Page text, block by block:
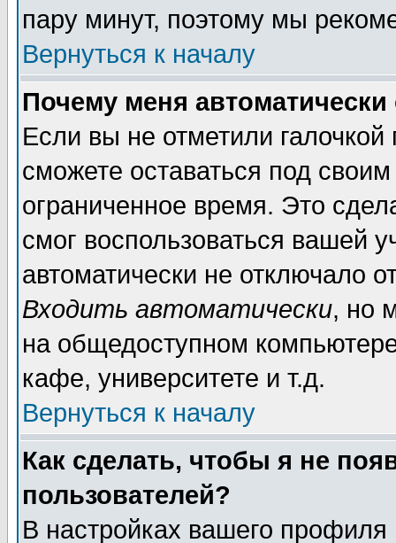
пару минут, поэтому мы
Вернуться к началу
Почему меня автоматически
Если вы не отметили галочкой
сможете оставаться под
ограниченное время. Это
смог воспользоваться вашей
автоматически не отключало
Входить автоматически, но
на общедоступном
кафе, университете и т.д.
Вернуться к началу
Как сделать, чтобы я не
пользователей?
В настройках вашего